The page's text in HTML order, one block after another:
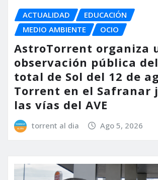
ACTUALIDAD
EDUCACIÓN
MEDIO AMBIENTE
OCIO
AstroTorrent organiza
observación pública
total de Sol del 12 de
Torrent en el Safranar
las vías del AVE
torrent al dia Ago 5, 2026